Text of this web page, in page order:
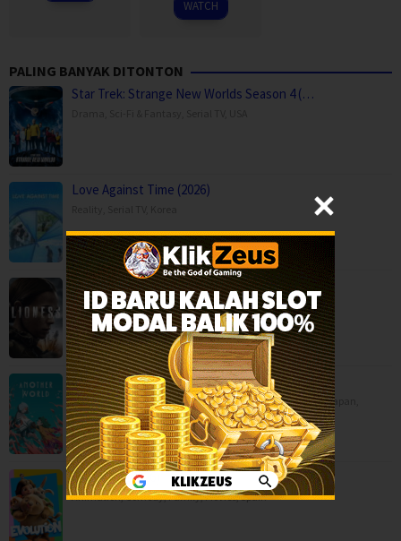
WATCH
PALING BANYAK DITONTON
Star Trek: Strange New Worlds Season 4 (…
Love Against Time (2026)
Lioness Season 3 (2026)
Drama,Serial TV ,War & Politics, USA
Another World (2025)
Animation,Drama,Fantasy,Movies,China,Hong Kong,Japan
Philippines,Saudi Arabia,Singapore
Evolution (2026)
Animation,Comedy,Family,Movies,Spain